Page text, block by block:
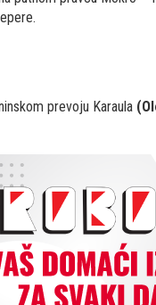
prevoju Karaula